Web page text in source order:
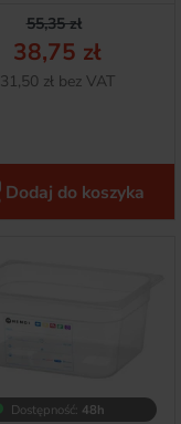
Cena
55,35 zł
Cena
38,75 zł
Netto
31,50 zł bez VAT
Dodaj do koszyka
Dostępność: 48h